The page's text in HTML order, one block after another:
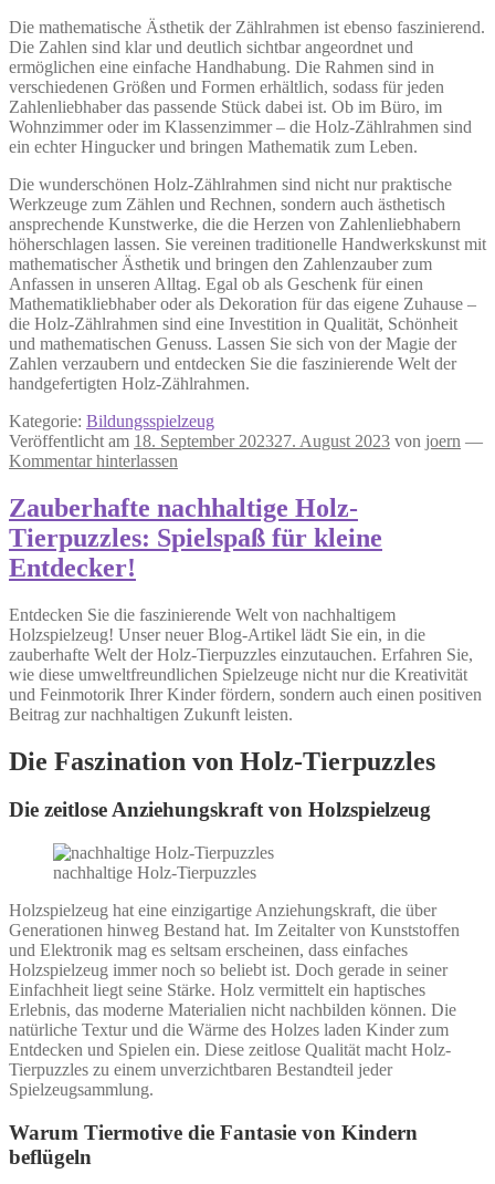
Die mathematische Ästhetik der Zählrahmen ist ebenso faszinierend.
Die Zahlen sind klar und deutlich sichtbar angeordnet und
ermöglichen eine einfache Handhabung. Die Rahmen sind in
verschiedenen Größen und Formen erhältlich, sodass für jeden
Zahlenliebhaber das passende Stück dabei ist. Ob im Büro, im
Wohnzimmer oder im Klassenzimmer – die Holz-Zählrahmen sind
ein echter Hingucker und bringen Mathematik zum Leben.
Die wunderschönen Holz-Zählrahmen sind nicht nur praktische
Werkzeuge zum Zählen und Rechnen, sondern auch ästhetisch
ansprechende Kunstwerke, die die Herzen von Zahlenliebhabern
höherschlagen lassen. Sie vereinen traditionelle Handwerkskunst mit
mathematischer Ästhetik und bringen den Zahlenzauber zum
Anfassen in unseren Alltag. Egal ob als Geschenk für einen
Mathematikliebhaber oder als Dekoration für das eigene Zuhause –
die Holz-Zählrahmen sind eine Investition in Qualität, Schönheit
und mathematischen Genuss. Lassen Sie sich von der Magie der
Zahlen verzaubern und entdecken Sie die faszinierende Welt der
handgefertigten Holz-Zählrahmen.
Kategorie: Bildungsspielzeug
Veröffentlicht am 18. September 202327. August 2023 von joern —
Kommentar hinterlassen
Zauberhafte nachhaltige Holz-
Tierpuzzles: Spielspaß für kleine
Entdecker!
Entdecken Sie die faszinierende Welt von nachhaltigem
Holzspielzeug! Unser neuer Blog-Artikel lädt Sie ein, in die
zauberhafte Welt der Holz-Tierpuzzles einzutauchen. Erfahren Sie,
wie diese umweltfreundlichen Spielzeuge nicht nur die Kreativität
und Feinmotorik Ihrer Kinder fördern, sondern auch einen positiven
Beitrag zur nachhaltigen Zukunft leisten.
Die Faszination von Holz-Tierpuzzles
Die zeitlose Anziehungskraft von Holzspielzeug
nachhaltige Holz-Tierpuzzles
Holzspielzeug hat eine einzigartige Anziehungskraft, die über
Generationen hinweg Bestand hat. Im Zeitalter von Kunststoffen
und Elektronik mag es seltsam erscheinen, dass einfaches
Holzspielzeug immer noch so beliebt ist. Doch gerade in seiner
Einfachheit liegt seine Stärke. Holz vermittelt ein haptisches
Erlebnis, das moderne Materialien nicht nachbilden können. Die
natürliche Textur und die Wärme des Holzes laden Kinder zum
Entdecken und Spielen ein. Diese zeitlose Qualität macht Holz-
Tierpuzzles zu einem unverzichtbaren Bestandteil jeder
Spielzeugsammlung.
Warum Tiermotive die Fantasie von Kindern
beflügeln